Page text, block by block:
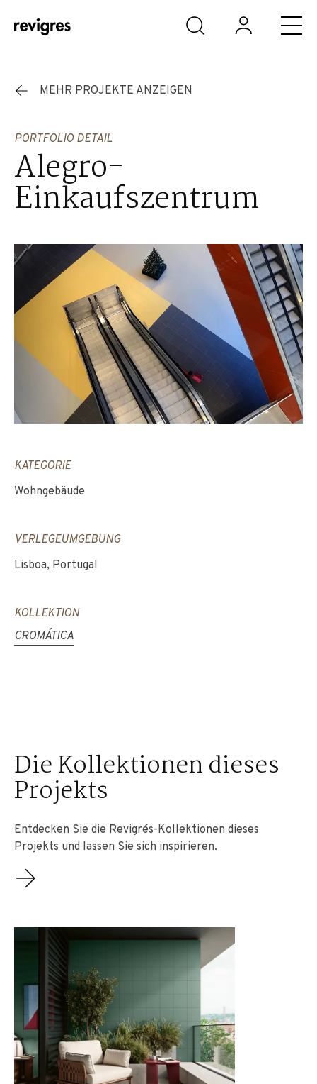
Zum Hauptinhalt springen
MEHR PROJEKTE ANZEIGEN
PORTFOLIO DETAIL
Alegro-
Einkaufszentrum
KATEGORIE
Wohngebäude
VERLEGEUMGEBUNG
Lisboa, Portugal
KOLLEKTION
CROMÁTICA
Die Kollektionen dieses
Projekts
Entdecken Sie die Revigrés-Kollektionen dieses
Projekts und lassen Sie sich inspirieren.